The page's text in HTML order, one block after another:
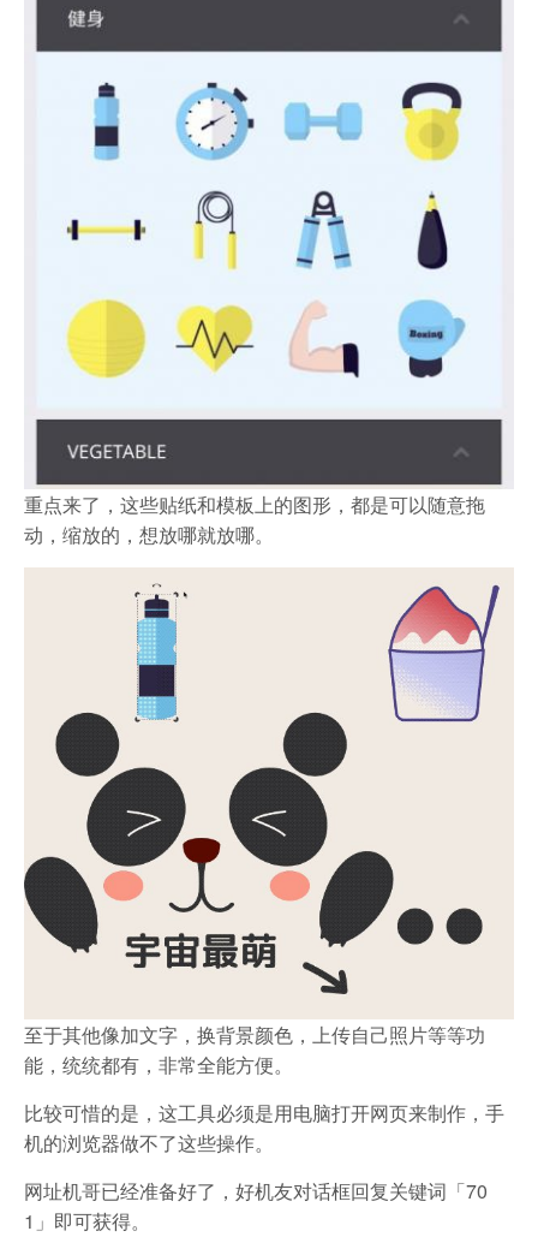
重点来了，这些贴纸和模板上的图形，都是可以随意拖
动，缩放的，想放哪就放哪。
至于其他像加文字，换背景颜色，上传自己照片等等功
能，统统都有，非常全能方便。
比较可惜的是，这工具必须是用电脑打开网页来制作，手
机的浏览器做不了这些操作。
网址机哥已经准备好了，好机友对话框回复关键词「70
1」即可获得。